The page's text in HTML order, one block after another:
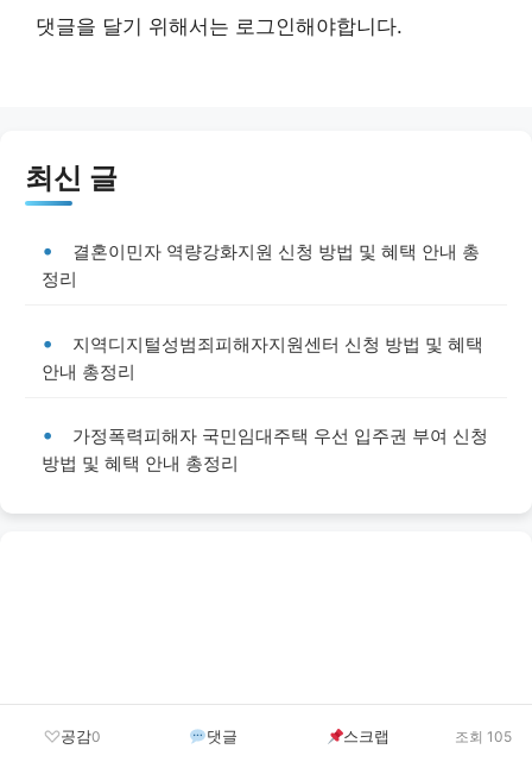
댓글을 달기 위해서는 로그인해야합니다.
최신 글
결혼이민자 역량강화지원 신청 방법 및 혜택 안내 총
정리
지역디지털성범죄피해자지원센터 신청 방법 및 혜택
안내 총정리
가정폭력피해자 국민임대주택 우선 입주권 부여 신청
방법 및 혜택 안내 총정리
공감0 댓글 스크랩 조회 105